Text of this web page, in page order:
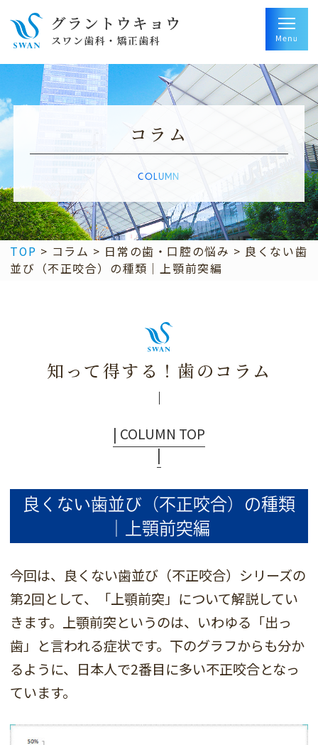
コラム
COLUMN
TOP > コラム > 日常の歯・口腔の悩み > 良くない歯
並び（不正咬合）の種類｜上顎前突編
知って得する！歯のコラム
| COLUMN TOP
|
良くない歯並び（不正咬合）の種類
｜上顎前突編
今回は、良くない歯並び（不正咬合）シリーズの
第2回として、「上顎前突」について解説してい
きます。上顎前突というのは、いわゆる「出っ
歯」と言われる症状です。下のグラフからも分か
るように、日本人で2番目に多い不正咬合となっ
ています。